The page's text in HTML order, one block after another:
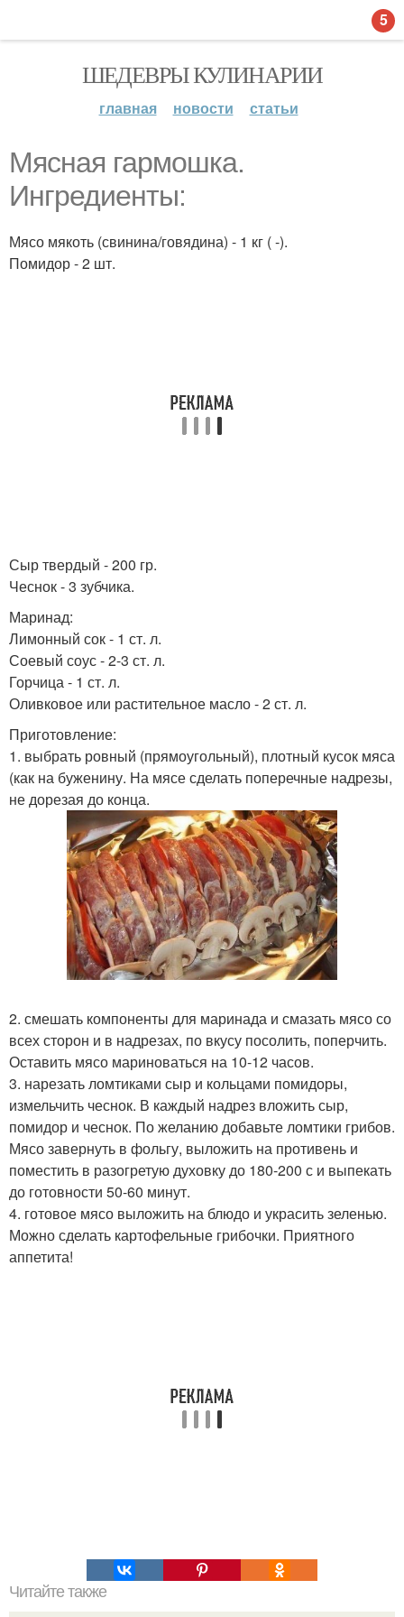
ШЕДЕВРЫ КУЛИНАРИИ
главная новости статьи
Мясная гармошка.
Ингредиенты:
Мясо мякоть (свинина/говядина) - 1 кг ( -).
Помидор - 2 шт.
Сыр твердый - 200 гр.
Чеснок - 3 зубчика.
Маринад:
Лимонный сок - 1 ст. л.
Соевый соус - 2-3 ст. л.
Горчица - 1 ст. л.
Оливковое или растительное масло - 2 ст. л.
Приготовление:
1. выбрать ровный (прямоугольный), плотный кусок мяса
(как на буженину. На мясе сделать поперечные надрезы,
не дорезая до конца.
2. смешать компоненты для маринада и смазать мясо со
всех сторон и в надрезах, по вкусу посолить, поперчить.
Оставить мясо мариноваться на 10-12 часов.
3. нарезать ломтиками сыр и кольцами помидоры,
измельчить чеснок. В каждый надрез вложить сыр,
помидор и чеснок. По желанию добавьте ломтики грибов.
Мясо завернуть в фольгу, выложить на противень и
поместить в разогретую духовку до 180-200 с и выпекать
до готовности 50-60 минут.
4. готовое мясо выложить на блюдо и украсить зеленью.
Можно сделать картофельные грибочки. Приятного
аппетита!
Читайте также
5